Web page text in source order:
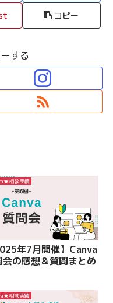
コピー
する
相談実績
年7月開催】Canva
会の感想＆質問まとめ
相談実績